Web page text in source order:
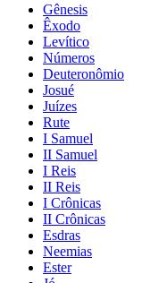
Gênesis
Êxodo
Levítico
Números
Deuteronômio
Josué
Juízes
Rute
I Samuel
II Samuel
I Reis
II Reis
I Crônicas
II Crônicas
Esdras
Neemias
Ester